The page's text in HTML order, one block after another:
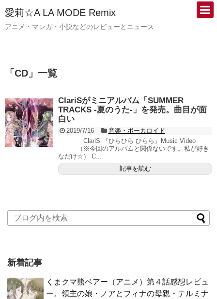
愛莉☆A LA MODE Remix
アニメ・マンガ・小説などのレビューとニュース
「 CD 」 一覧
ClariSがミニアルバム「SUMMER
TRACKS -夏のうた-」を発売。曲目が面
白い
2019/7/16
音楽・ボーカロイド
ClariS 『ひらひら ひらら』Music Video
（※今回のアルバムと関係ないです。私が好き
なだけ☆） C...
記事を読む
新着記事
くまクマ熊ベアー（アニメ）第４話感想レビュ
ー。領主の娘・ノアとフィナの母親・テルミナ